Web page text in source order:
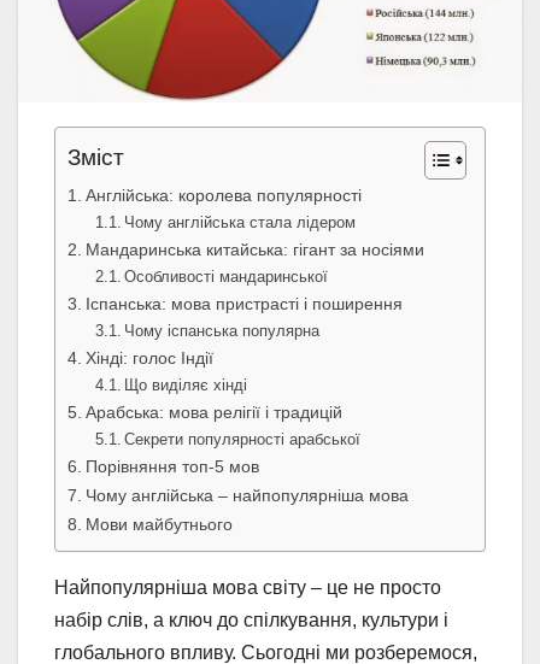
Зміст
Англійська: королева популярності
Чому англійська стала лідером
Мандаринська китайська: гігант за носіями
Особливості мандаринської
Іспанська: мова пристрасті і поширення
Чому іспанська популярна
Хінді: голос Індії
Що виділяє хінді
Арабська: мова релігії і традицій
Секрети популярності арабської
Порівняння топ-5 мов
Чому англійська – найпопулярніша мова
Мови майбутнього
Найпопулярніша мова світу – це не просто
набір слів, а ключ до спілкування, культури і
глобального впливу. Сьогодні ми розберемося,